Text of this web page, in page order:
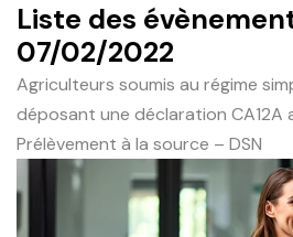
Liste des
07/02/2022
Agriculteurs soumis au régime
déposant une déclaration CA12A
Prélèvement à la source – DSN